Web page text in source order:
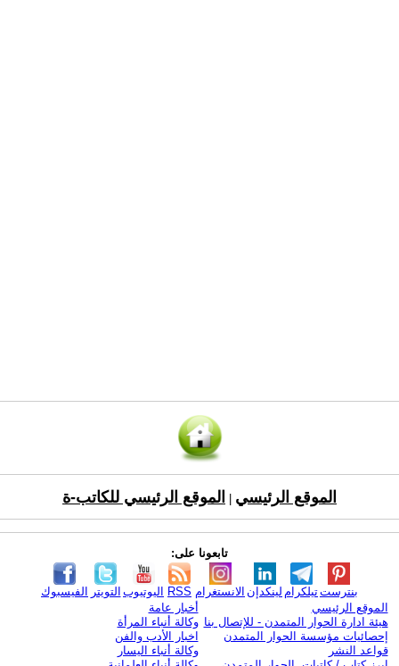
الموقع الرئيسي الموقع الرئيسي للكاتب-ة
تابعونا على:
الفيسبوك التويتر اليوتيوب RSS الانستغرام لينكدإن تيلكرامبنترست
الموقع الرئيسي
هيئة ادارة الحوار المتمدن - للإتصال بنا
إحصائيات مؤسسة الحوار المتمدن
قواعد النشر
أخبار عامة
وكالة أنباء المرأة
اخبار الأدب والفن
وكالة أنباء اليسار